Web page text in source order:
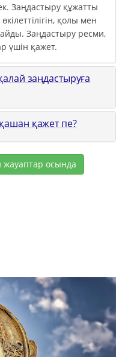
Заңдастыру құжатты
қолы мен
Заңдастыру ресми,
үшін қажет.
заңдастыруға
қажет пе?
жауаптар осында